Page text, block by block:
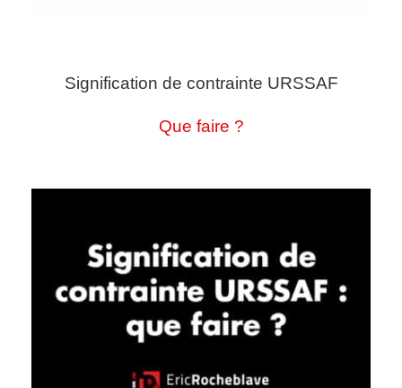
Signification de contrainte URSSAF
Que faire ?